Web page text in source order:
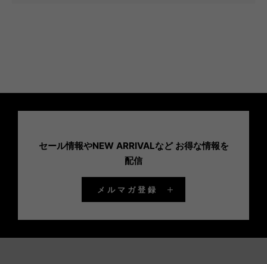
セール情報やNEW ARRIVALなど お得な情報を
配信
メルマガ登録